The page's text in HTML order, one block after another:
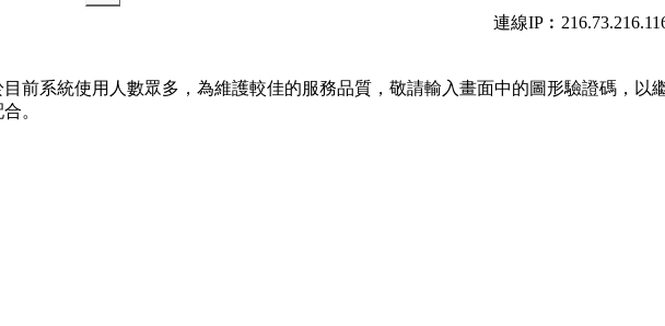
連線
前系統使用人數眾多，為維護較佳的服務品質，敬請輸入畫面中的圖形驗證碼，以
。